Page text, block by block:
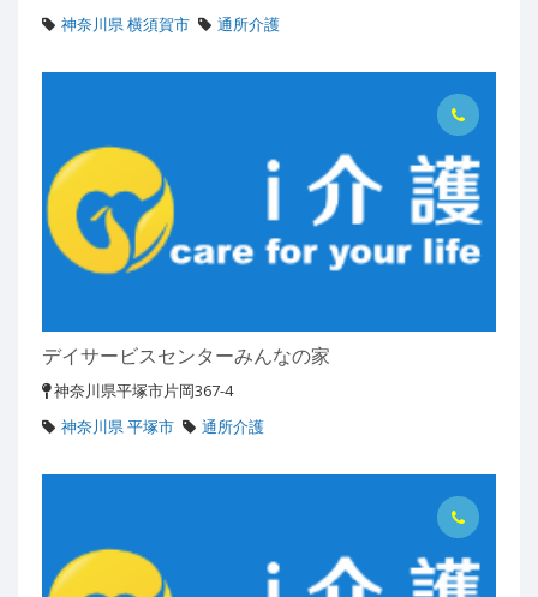
神奈川県 横須賀市
通所介護
デイサービスセンターみんなの家
神奈川県平塚市片岡367-4
神奈川県 平塚市
通所介護